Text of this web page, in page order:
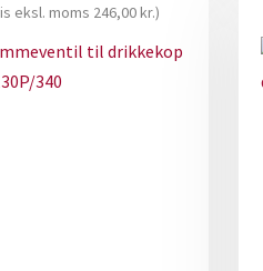
eksl. moms 246,00kr.)